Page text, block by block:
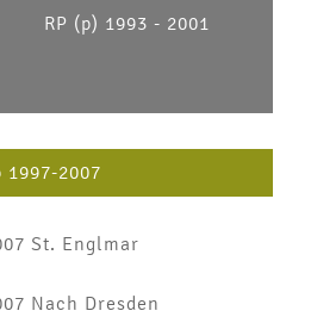
RP (p) 1993 - 2001
2007
St. Englmar
Nach Dresden